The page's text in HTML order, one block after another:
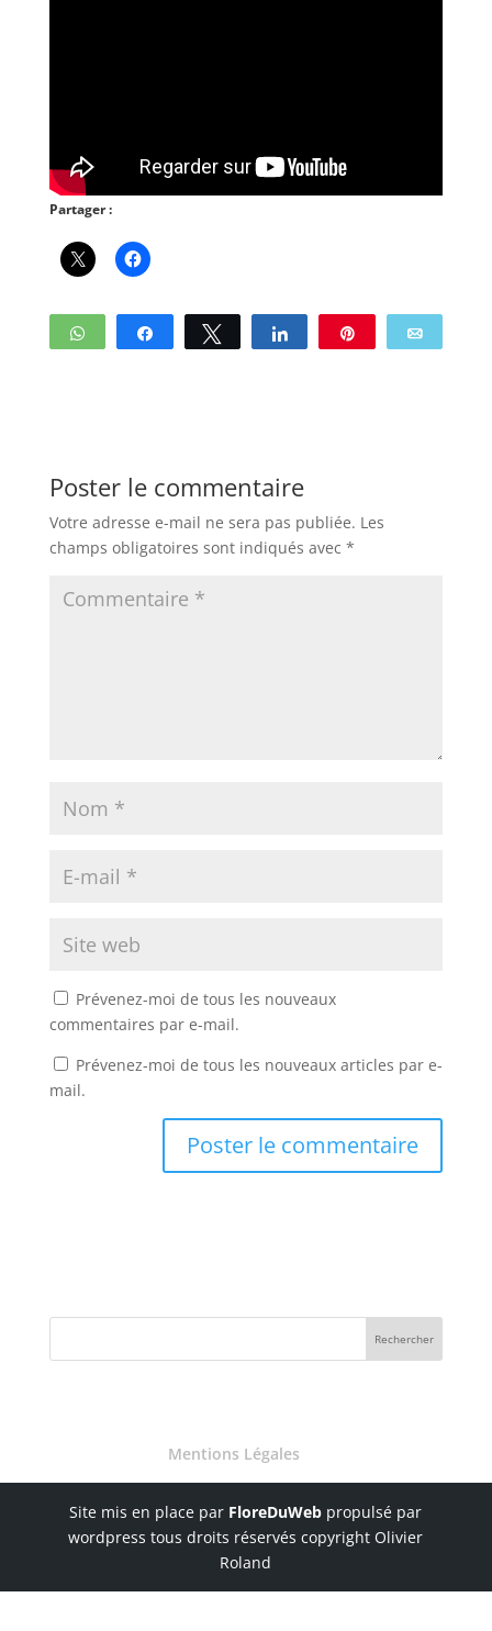
Partager :
WhatsApp Partagez Tweetez Partagez Enregistrer
Poster le commentaire
Votre adresse e-mail ne sera pas publiée. Les
champs obligatoires sont indiqués avec *
Prévenez-moi de tous les nouveaux
commentaires par e-mail.
Prévenez-moi de tous les nouveaux articles par e-
mail.
Mentions Légales
Site mis en place par FloreDuWeb propulsé par
wordpress tous droits réservés copyright Olivier
Roland